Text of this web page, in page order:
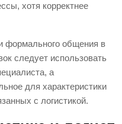
хотя корректнее
формального общения в
следует использовать
а
для характеристики
с логистикой.